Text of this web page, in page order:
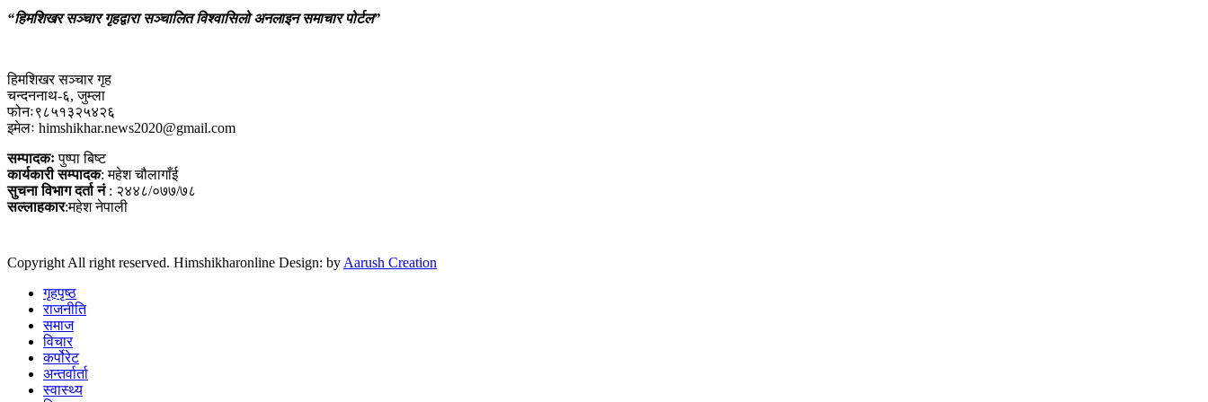
“हिमशिखर सञ्चार गृहद्वारा सञ्चालित विश्वासिलो अनलाइन समाचार पोर्टल”
हिमशिखर सञ्चार गृह
चन्दननाथ-६, जुम्ला
फोनः९८५१३२५४२६
इमेलः himshikhar.news2020@gmail.com
सम्पादकःपुष्पा बिष्ट
कार्यकारी सम्पादक: महेश चौलागाँई
सुचना विभाग दर्ता नं: २४४८/०७७/७८
सल्लाहकार:महेश नेपाली
Copyright All right reserved. Himshikharonline Design: byAarush Creation
गृहपृष्ठ
राजनीति
समाज
विचार
कर्पोरेट
अन्तर्वार्ता
स्वास्थ्य